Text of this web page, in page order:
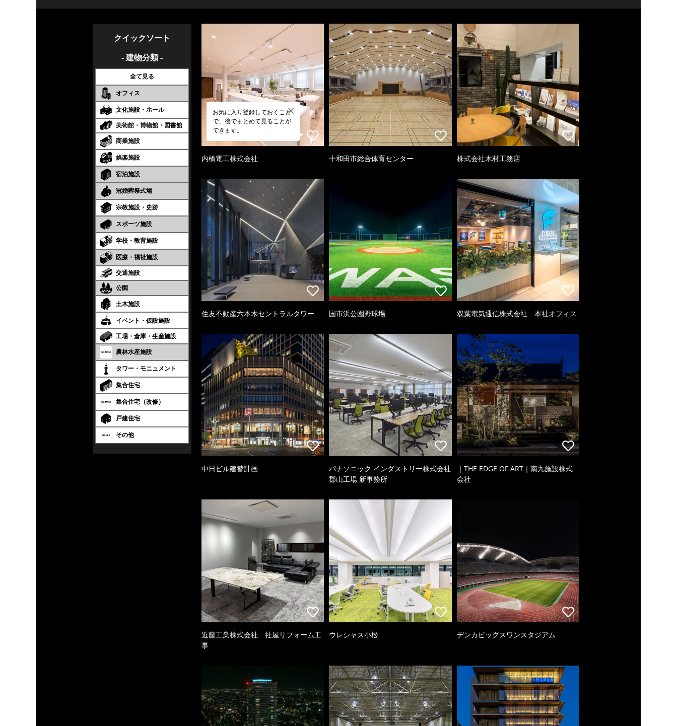
クイックソート
- 建物分類 -
全て見る
オフィス
文化施設・ホール
美術館・博物館・図書館
商業施設
娯楽施設
宿泊施設
冠婚葬祭式場
宗教施設・史跡
スポーツ施設
学校・教育施設
医療・福祉施設
交通施設
公園
土木施設
イベント・仮設施設
工場・倉庫・生産施設
農林水産施設
タワー・モニュメント
集合住宅
集合住宅（改修）
戸建住宅
その他
お気に入り登録しておくこと
で、後でまとめて見ることが
できます。
内橋電工株式会社 十和田市総合体育センター 株式会社木村工務店
住友不動産六本木セントラルタワー 国市浜公園野球場 双葉電気通信株式会社 本社オフィス
中日ビル建替計画
パナソニック インダストリー株式会社
郡山工場 新事務所
｜THE EDGE OF ART｜南九施設株式
会社
近藤工業株式会社 社屋リフォーム工
事
ウレシャス小松 デンカビッグスワンスタジアム